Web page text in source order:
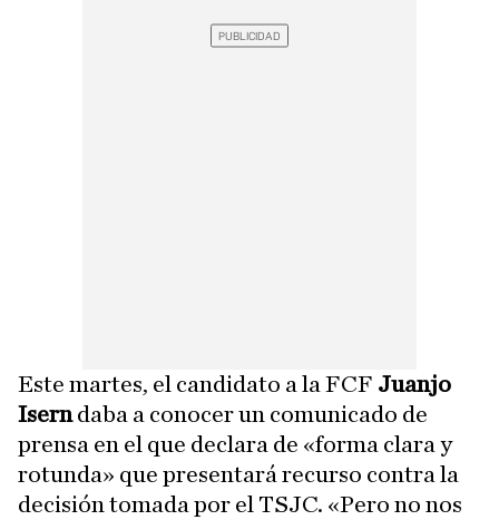
Este martes, el candidato a la FCF Juanjo
Iserndaba a conocer un comunicado de
prensa en el que declara de «forma clara y
rotunda» que presentará recurso contra la
decisión tomada por el TSJC. «Pero no nos